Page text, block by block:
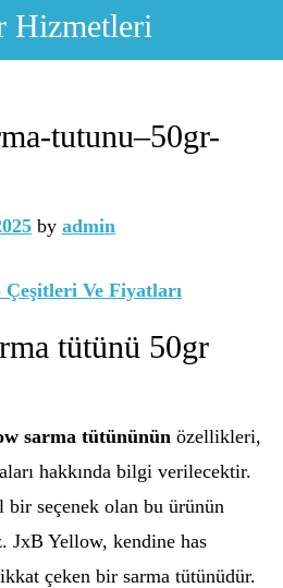
Hizmetleri
tutunu–50gr-
by admin
Ve Fiyatları
tütünü 50gr
sarma tütününün özellikleri,
hakkında bilgi verilecektir.
seçenek olan bu ürünün
JxB Yellow, kendine has
çeken bir sarma tütünüdür.